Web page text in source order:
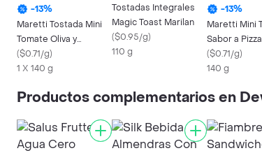
-13%
Maretti Tostada Mini
Tomate Oliva y
Orégano
($0.71/g)
1 X 140 g
Tostadas Integrales
Magic Toast Marilan
($0.95/g)
110 g
-13%
Maretti Mini
Sabor a Pizza
Bruschette
($0.71/g)
140 g
Productos complementarios en